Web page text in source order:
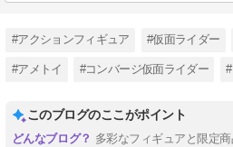
#アクションフィギュア #仮面ライダー
#アメトイ #コンバージ仮面ライダー
このブログのここがポイント
多彩なフィギュアと限定